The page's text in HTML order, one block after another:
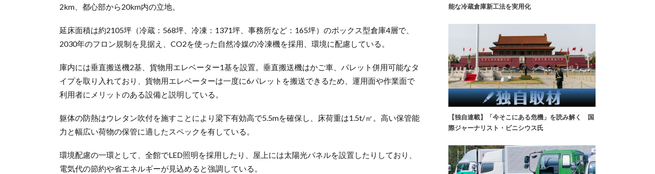
2km、都心部から20km内の立地。
延床面積は約2105坪（冷蔵：568坪、冷凍：1371坪、事務所など：165坪）のボックス型倉庫4層で、
2030年のフロン規制を見据え、CO2を使った自然冷媒の冷凍機を採用、環境に配慮している。
庫内には垂直搬送機2基、貨物用エレベーター1基を設置。垂直搬送機はかご車、パレット併用可能なタ
イプを取り入れており、貨物用エレベーターは一度に6パレットを搬送できるため、運用面や作業面で
利用者にメリットのある設備と説明している。
躯体の防熱はウレタン吹付を施すことにより梁下有効高で5.5mを確保し、床荷重は1.5t/㎡。高い保管能
力と幅広い荷物の保管に適したスペックを有している。
環境配慮の一環として、全館でLED照明を採用したり、屋上には太陽光パネルを設置したりしており、
電気代の節約や省エネルギーが見込めると強調している。
能な冷蔵倉庫新工法を実用化
【独自連載】「今そこにある危機」を読み解く 国
際ジャーナリスト・ビニシウス氏